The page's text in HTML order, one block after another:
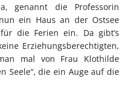
genannt die Professorin
ein Haus an der Ostsee
die Ferien ein. Da gibt’s
Erziehungsberechtigten,
mal von Frau Klothilde
Seele“, die ein Auge auf die